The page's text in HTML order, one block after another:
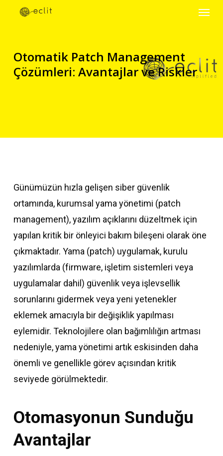
contentOtomatik Patch Management
Çözümleri: Avantajlar ve Riskler
Günümüzün hızla gelişen siber güvenlik
ortamında, kurumsal yama yönetimi (patch
management), yazılım açıklarını düzeltmek için
yapılan kritik bir önleyici bakım bileşeni olarak öne
çıkmaktadır. Yama (patch) uygulamak, kurulu
yazılımlarda (firmware, işletim sistemleri veya
uygulamalar dahil) güvenlik veya işlevsellik
sorunlarını gidermek veya yeni yetenekler
eklemek amacıyla bir değişiklik yapılması
eylemidir. Teknolojilere olan bağımlılığın artması
nedeniyle, yama yönetimi artık eskisinden daha
önemli ve genellikle görev açısından kritik
seviyede görülmektedir.
Otomasyonun Sunduğu
Avantajlar